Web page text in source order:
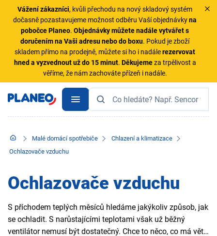
Vážení zákazníci, kvůli přechodu na nový skladový systém
dočasně pozastavujeme možnost odběru Vaší objednávkyna
pobočce Planeo.Objednávky můžete nadále vytvářet s
doručením na Vaši adresu nebo do boxu. Pokud je zboží
skladem přímo na prodejně, můžete si ho i nadálerezervovat
hned a vyzvednout už do 15 minut. Děkujemeza trpělivost a
věříme, že nám zachováte přízeň i nadále.
Malé domácí spotřebiče
Chlazení a klimatizace
Ochlazovače vzduchu
Ochlazovače vzduchu
S příchodem teplých měsíců hledáme jakýkoliv způsob, jak
se ochladit. S narůstajícími teplotami však už běžný
ventilátor nemusí být dostatečný. Chce to něco, co má větší